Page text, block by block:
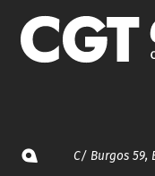
C/ Burgos 59,